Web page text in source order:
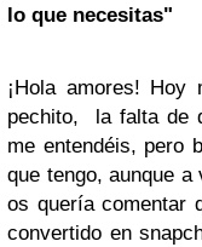
lo que necesitas"
¡Hola amores! Hoy
pechito, la falta de
me entendéis, pero
que tengo, aunque
os quería comentar
convertido en